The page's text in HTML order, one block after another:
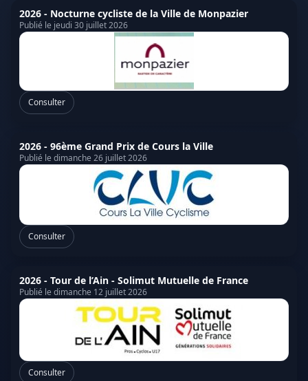
2026 - Nocturne cycliste de la Ville de Monpazier
Publié le jeudi 30 juillet 2026
Consulter
2026 - 96ème Grand Prix de Cours la Ville
Publié le dimanche 26 juillet 2026
Consulter
2026 - Tour de l’Ain - Solimut Mutuelle de France
Publié le dimanche 12 juillet 2026
Consulter